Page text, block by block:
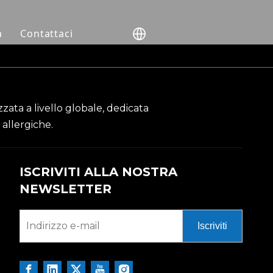
Contattaci
a livello globale, dedicata
ISCRIVITI ALLA NOSTRA
NEWSLETTER
Iscriviti